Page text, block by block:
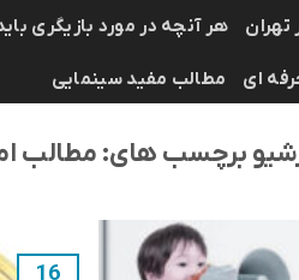
تهران هر آنچه در مورد بازیگری
ای مطالب مفید سینمایی
برچسب های: مطالب